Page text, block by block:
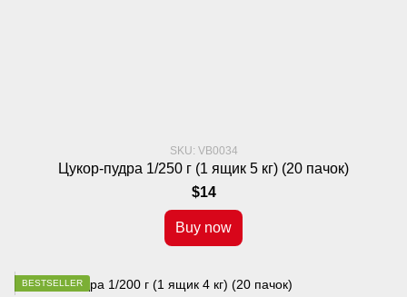
SKU: VB0034
Цукор-пудра 1/250 г (1 ящик 5 кг) (20 пачок)
$14
Buy now
BESTSELLER